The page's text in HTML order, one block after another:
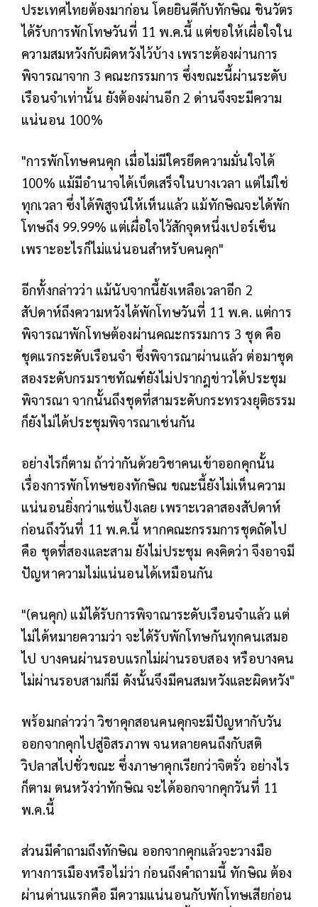
ประเทศไทยต้องมาก่อน โดยยินดีกับทักษิณ ชินวัตร
ได้รับการพักโทษวันที่ 11 พ.ค.นี้ แต่ขอให้เผื่อใจใน
ความสมหวังกับผิดหวังไว้บ้าง เพราะต้องผ่านการ
พิจารณาจาก 3 คณะกรรมการ ซึ่งขณะนี้ผ่านระดับ
เรือนจำเท่านั้น ยังต้องผ่านอีก 2 ด่านจึงจะมีความ
แน่นอน 100%
"การพักโทษคนคุก เมื่อไม่มีใครยึดความมั่นใจได้
100% แม้มีอำนาจได้เบ็ดเสร็จในบางเวลา แต่ไม่ใช่
ทุกเวลา ซึ่งได้พิสูจน์ให้เห็นแล้ว แม้ทักษิณจะได้พัก
โทษถึง 99.99% แต่เผื่อใจไว้สักจุดหนึ่งเปอร์เซ็น
เพราะอะไรก็ไม่แน่นอนสำหรับคนคุก"
อีกทั้งกล่าวว่า แม้นับจากนี้ยังเหลือเวลาอีก 2
สัปดาห์ถึงความหวังได้พักโทษวันที่ 11 พ.ค. แต่การ
พิจารณาพักโทษต้องผ่านคณะกรรมการ 3 ชุด คือ
ชุดแรกระดับเรือนจำ ซึ่งพิจารณาผ่านแล้ว ต่อมาชุด
สองระดับกรมราชทัณฑ์ยังไม่ปรากฎข่าวได้ประชุม
พิจารณา จากนั้นถึงชุดที่สามระดับกระทรวงยุติธรรม
ก็ยังไม่ได้ประชุมพิจารณาเช่นกัน
อย่างไรก็ตาม ถ้าว่ากันด้วยวิชาคนเข้าออกคุกนั้น
เรื่องการพักโทษของทักษิณ ขณะนี้ยังไม่เห็นความ
แน่นอนยิ่งกว่าแช่แป้งเลย เพราะเวลาสองสัปดาห์
ก่อนถึงวันที่ 11 พ.ค.นี้ หากคณะกรรมการชุดถัดไป
คือ ชุดที่สองและสาม ยังไม่ประชุม คงคิดว่า จึงอาจมี
ปัญหาความไม่แน่นอนได้เหมือนกัน
"(คนคุก) แม้ได้รับการพิจาณาระดับเรือนจำแล้ว แต่
ไม่ได้หมายความว่า จะได้รับพักโทษกันทุกคนเสมอ
ไป บางคนผ่านรอบแรกไม่ผ่านรอบสอง หรือบางคน
ไม่ผ่านรอบสามก็มี ดังนั้นจึงมีคนสมหวังและผิดหวัง"
พร้อมกล่าวว่า วิชาคุกสอนคนคุกจะมีปัญหากับวัน
ออกจากคุกไปสู่อิสรภาพ จนหลายคนถึงกับสติ
วิปลาสไปชั่วขณะ ซึ่งภาษาคุกเรียกว่าจิตรั่ว อย่างไร
ก็ตาม ตนหวังว่าทักษิณ จะได้ออกจากคุกวันที่ 11
พ.ค.นี้
ส่วนมีคำถามถึงทักษิณ ออกจากคุกแล้วจะวางมือ
ทางการเมืองหรือไม่ว่า ก่อนถึงคำถามนี้ ทักษิณ ต้อง
ผ่านด่านแรกคือ มีความแน่นอนกับพักโทษเสียก่อน